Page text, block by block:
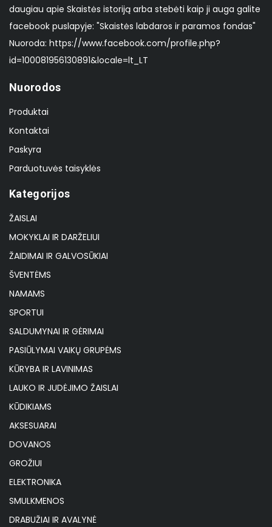
daugiau apie Skaistės istoriją arba stebėti kaip ji auga galite
facebook puslapyje: "Skaistės labdaros ir paramos fondas"
Nuoroda: https://www.facebook.com/profile.php?
id=100081956130891&locale=lt_LT
Nuorodos
Produktai
Kontaktai
Paskyra
Parduotuvės taisyklės
Kategorijos
ŽAISLAI
MOKYKLAI IR DARŽELIUI
ŽAIDIMAI IR GALVOSŪKIAI
ŠVENTĖMS
NAMAMS
SPORTUI
SALDUMYNAI IR GĖRIMAI
PASIŪLYMAI VAIKŲ GRUPĖMS
KŪRYBA IR LAVINIMAS
LAUKO IR JUDĖJIMO ŽAISLAI
KŪDIKIAMS
AKSESUARAI
DOVANOS
GROŽIUI
ELEKTRONIKA
SMULKMENOS
DRABUŽIAI IR AVALYNĖ